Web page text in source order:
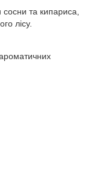
та кипариса,
лісу.